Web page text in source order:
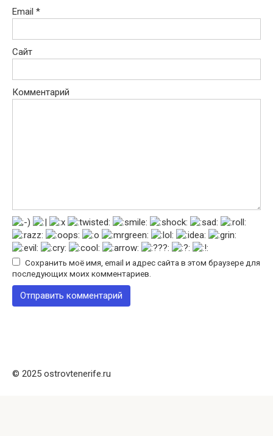
Email *
Сайт
Комментарий
Сохранить моё имя, email и адрес сайта в этом браузере для
последующих моих комментариев.
© 2025 ostrovtenerife.ru